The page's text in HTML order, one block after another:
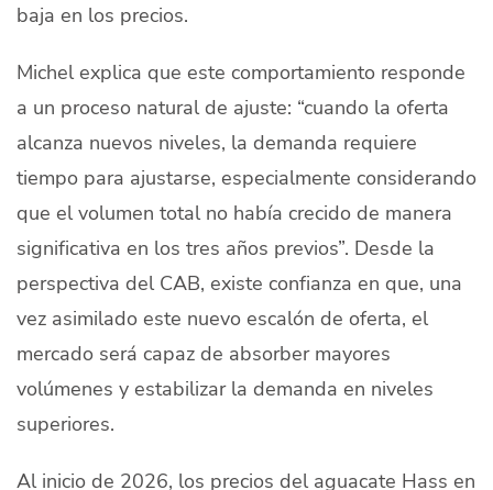
baja en los precios.
Michel explica que este comportamiento responde
a un proceso natural de ajuste: “cuando la oferta
alcanza nuevos niveles, la demanda requiere
tiempo para ajustarse, especialmente considerando
que el volumen total no había crecido de manera
significativa en los tres años previos”. Desde la
perspectiva del CAB, existe confianza en que, una
vez asimilado este nuevo escalón de oferta, el
mercado será capaz de absorber mayores
volúmenes y estabilizar la demanda en niveles
superiores.
Al inicio de 2026, los precios del aguacate Hass en